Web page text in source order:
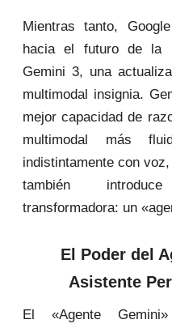
Mientras tanto,
hacia el futuro de la
Gemini 3, una
multimodal insignia.
mejor capacidad de
multimodal más
indistintamente con
también
transformadora: un
El Poder del
Asistente
El «Agente